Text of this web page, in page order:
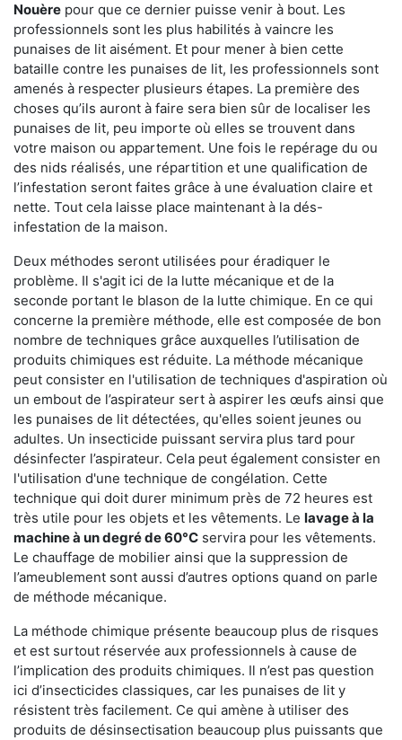
Nouère pour que ce dernier puisse venir à bout. Les
professionnels sont les plus habilités à vaincre les
punaises de lit aisément. Et pour mener à bien cette
bataille contre les punaises de lit, les professionnels sont
amenés à respecter plusieurs étapes. La première des
choses qu’ils auront à faire sera bien sûr de localiser les
punaises de lit, peu importe où elles se trouvent dans
votre maison ou appartement. Une fois le repérage du ou
des nids réalisés, une répartition et une qualification de
l’infestation seront faites grâce à une évaluation claire et
nette. Tout cela laisse place maintenant à la dés-
infestation de la maison.
Deux méthodes seront utilisées pour éradiquer le
problème. Il s'agit ici de la lutte mécanique et de la
seconde portant le blason de la lutte chimique. En ce qui
concerne la première méthode, elle est composée de bon
nombre de techniques grâce auxquelles l’utilisation de
produits chimiques est réduite. La méthode mécanique
peut consister en l'utilisation de techniques d'aspiration où
un embout de l’aspirateur sert à aspirer les œufs ainsi que
les punaises de lit détectées, qu'elles soient jeunes ou
adultes. Un insecticide puissant servira plus tard pour
désinfecter l’aspirateur. Cela peut également consister en
l'utilisation d'une technique de congélation. Cette
technique qui doit durer minimum près de 72 heures est
très utile pour les objets et les vêtements. Le lavage à la
machine à un degré de 60°C servira pour les vêtements.
Le chauffage de mobilier ainsi que la suppression de
l’ameublement sont aussi d’autres options quand on parle
de méthode mécanique.
La méthode chimique présente beaucoup plus de risques
et est surtout réservée aux professionnels à cause de
l’implication des produits chimiques. Il n’est pas question
ici d’insecticides classiques, car les punaises de lit y
résistent très facilement. Ce qui amène à utiliser des
produits de désinsectisation beaucoup plus puissants que